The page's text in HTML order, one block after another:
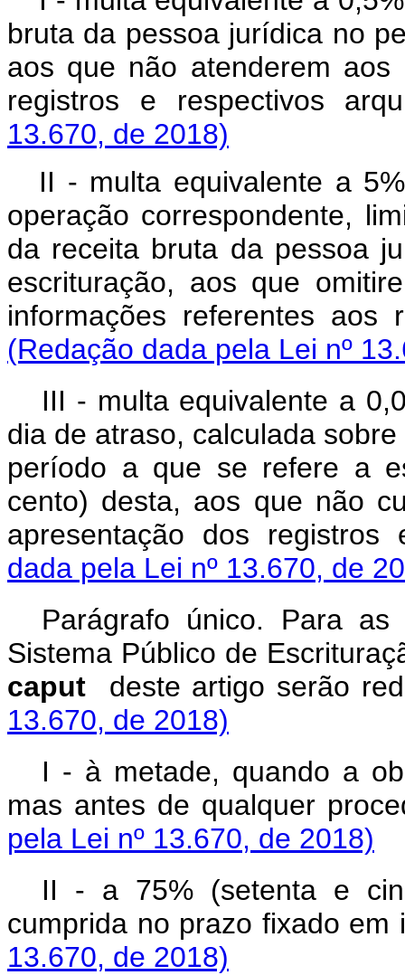
bruta da pessoa jurídica no
aos que não atenderem
registros e respectivos
13.670, de 2018)
II - multa equivalente a
operação correspondente,
da receita bruta da pessoa
escrituração, aos que
informações referentes
(Redação dada pela Lei nº
III - multa equivalente a
dia de atraso, calculada
período a que se refere a
cento) desta, aos que não
apresentação dos
dada pela Lei nº 13.670, de
Parágrafo único. Para
Sistema Público de
caput
deste artigo serão
13.670, de 2018)
I - à metade, quando a
mas antes de qualquer
pela Lei nº 13.670, de 2018)
II - a 75% (setenta e
cumprida no prazo fixado
13.670, de 2018)